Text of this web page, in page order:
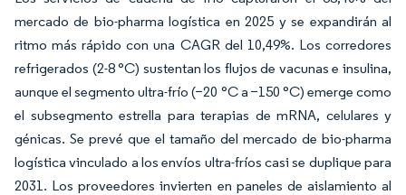
mercado de bio-pharma logística en 2025 y se expandirán al
ritmo más rápido con una CAGR del 10,49%. Los corredores
refrigerados (2-8 °C) sustentan los flujos de vacunas e insulina,
aunque el segmento ultra-frío (−20 °C a −150 °C) emerge como
el subsegmento estrella para terapias de mRNA, celulares y
génicas. Se prevé que el tamaño del mercado de bio-pharma
logística vinculado a los envíos ultra-fríos casi se duplique para
2031. Los proveedores invierten en paneles de aislamiento al